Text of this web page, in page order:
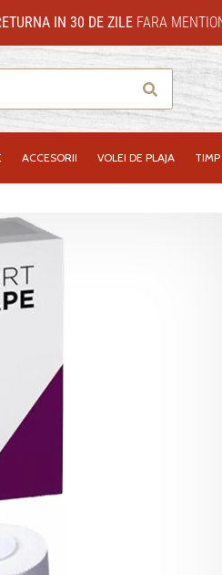
IN 30 DE ZILEFARA
Cauta
ACCESORII VOLEI DE PLAJA TIMP